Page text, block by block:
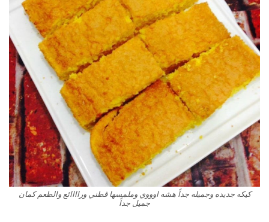
كيكه جديده وجميله جداً هشه اوووي وملمسها قطني وراااائع والطعم كمان
جميل جداً